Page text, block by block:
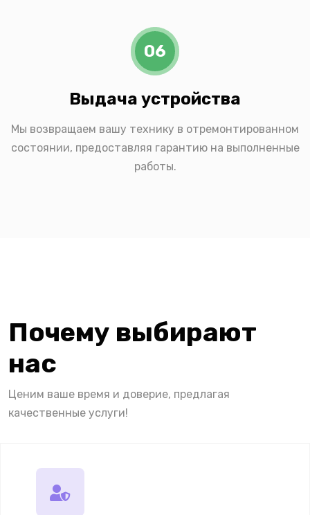
06
Выдача устройства
Мы возвращаем вашу технику в отремонтированном
состоянии, предоставляя гарантию на выполненные
работы.
Почему выбирают
нас
Ценим ваше время и доверие, предлагая
качественные услуги!